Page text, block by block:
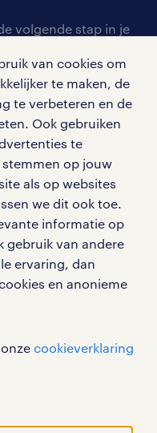
van cookies om
te maken, de
te verbeteren en de
Ook gebruiken
te
op jouw
als op websites
we dit ook toe.
informatie op
gebruik van andere
ervaring, dan
en anonieme
cookieverklaring
volgende stap in je
omtrent